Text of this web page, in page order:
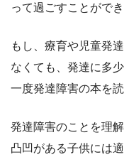
って過ごすことがで
もし、療育や児童発
なくても、発達に多
一度発達障害の本を
発達障害のことを理
凸凹がある子供には